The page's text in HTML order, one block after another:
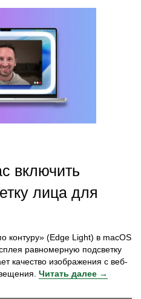
включить
лица для
контуру» (Edge Light) в macOS
равномерную подсветку
качество изображения с веб-
Читать далее →